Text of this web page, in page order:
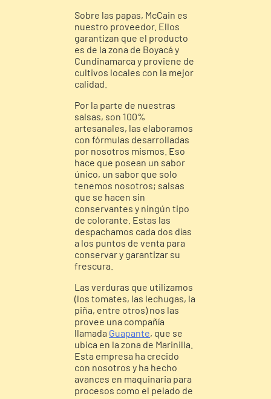
Sobre las papas, McCain es
nuestro proveedor. Ellos
garantizan que el producto
es de la zona de Boyacá y
Cundinamarca y proviene de
cultivos locales con la mejor
calidad.
Por la parte de nuestras
salsas, son 100%
artesanales, las elaboramos
con fórmulas desarrolladas
por nosotros mismos. Eso
hace que posean un sabor
único, un sabor que solo
tenemos nosotros; salsas
que se hacen sin
conservantes y ningún tipo
de colorante. Estas las
despachamos cada dos días
a los puntos de venta para
conservar y garantizar su
frescura.
Las verduras que utilizamos
(los tomates, las lechugas, la
piña, entre otros) nos las
provee una compañía
llamada Guapante, que se
ubica en la zona de Marinilla.
Esta empresa ha crecido
con nosotros y ha hecho
avances en maquinaria para
procesos como el pelado de